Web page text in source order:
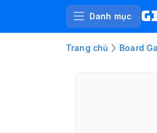
Danh mục
Trang chủ Board